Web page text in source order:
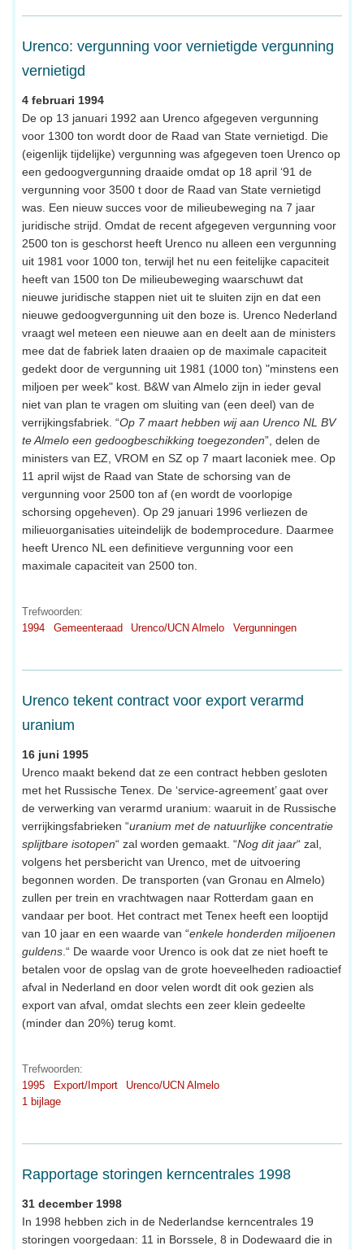
Urenco: vergunning voor vernietigde vergunning
vernietigd
4 februari 1994
De op 13 januari 1992 aan Urenco afgegeven vergunning
voor 1300 ton wordt door de Raad van State vernietigd. Die
(eigenlijk tijdelijke) vergunning was afgegeven toen Urenco op
een gedoogvergunning draaide omdat op 18 april ‘91 de
vergunning voor 3500 t door de Raad van State vernietigd
was. Een nieuw succes voor de milieubeweging na 7 jaar
juridische strijd. Omdat de recent afgegeven vergunning voor
2500 ton is geschorst heeft Urenco nu alleen een vergunning
uit 1981 voor 1000 ton, terwijl het nu een feitelijke capaciteit
heeft van 1500 ton De milieubeweging waarschuwt dat
nieuwe juridische stappen niet uit te sluiten zijn en dat een
nieuwe gedoogvergunning uit den boze is. Urenco Nederland
vraagt wel meteen een nieuwe aan en deelt aan de ministers
mee dat de fabriek laten draaien op de maximale capaciteit
gedekt door de vergunning uit 1981 (1000 ton) "minstens een
miljoen per week" kost. B&W van Almelo zijn in ieder geval
niet van plan te vragen om sluiting van (een deel) van de
verrijkingsfabriek. “Op 7 maart hebben wij aan Urenco NL BV
te Almelo een gedoogbeschikking toegezonden”, delen de
ministers van EZ, VROM en SZ op 7 maart laconiek mee. Op
11 april wijst de Raad van State de schorsing van de
vergunning voor 2500 ton af (en wordt de voorlopige
schorsing opgeheven). Op 29 januari 1996 verliezen de
milieuorganisaties uiteindelijk de bodemprocedure. Daarmee
heeft Urenco NL een definitieve vergunning voor een
maximale capaciteit van 2500 ton.
Trefwoorden:
1994
Gemeenteraad Urenco/UCN Almelo Vergunningen
Urenco tekent contract voor export verarmd
uranium
16 juni 1995
Urenco maakt bekend dat ze een contract hebben gesloten
met het Russische Tenex. De ‘service-agreement’ gaat over
de verwerking van verarmd uranium: waaruit in de Russische
verrijkingsfabrieken “uranium met de natuurlijke concentratie
splijtbare isotopen“ zal worden gemaakt. “Nog dit jaar“ zal,
volgens het persbericht van Urenco, met de uitvoering
begonnen worden. De transporten (van Gronau en Almelo)
zullen per trein en vrachtwagen naar Rotterdam gaan en
vandaar per boot. Het contract met Tenex heeft een looptijd
van 10 jaar en een waarde van “enkele honderden miljoenen
guldens .“ De waarde voor Urenco is ook dat ze niet hoeft te
betalen voor de opslag van de grote hoeveelheden radioactief
afval in Nederland en door velen wordt dit ook gezien als
export van afval, omdat slechts een zeer klein gedeelte
(minder dan 20%) terug komt.
Trefwoorden:
1995
Export/Import
Urenco/UCN Almelo
1 bijlage
Rapportage storingen kerncentrales 1998
31 december 1998
In 1998 hebben zich in de Nederlandse kerncentrales 19
storingen voorgedaan: 11 in Borssele, 8 in Dodewaard die in